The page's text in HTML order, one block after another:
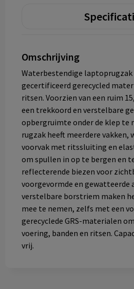
Omschrijving
Waterbestendige laptoprugzak
gecertificeerd gerecycled
ritsen. Voorzien van een ruim
een trekkoord en verstelbare
opbergruimte onder de klep te
rugzak heeft meerdere vakken,
voorvak met ritssluiting en
om spullen in op te bergen en
reflecterende biezen voor
voorgevormde en gewatteerde
verstelbare borstriem maken
mee te nemen, zelfs met een
gerecyclede GRS-materialen
voering, banden en ritsen.
vrij.